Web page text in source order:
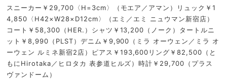
スニーカー￥29,700〈H=3cm〉（モエア／アマン）リュック￥1
4,850〈H42×W28×D12cm〉（エミ／エミ ニュウマン新宿店）
コート￥58,300（HER.）シャツ￥13,200（ノーク）タートルニ
ット￥8,990（PLST）デニム￥9,900（ミラ オーウェン／ミラ オ
ーウェン ルミネ新宿2店）ピアス￥193,600リング￥82,500（と
もにHirotaka／ヒロタカ 表参道ヒルズ）時計￥29,700（プラス
ヴァンドーム）